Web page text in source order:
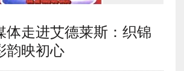
体走进艾德莱斯：织锦
韵映初心